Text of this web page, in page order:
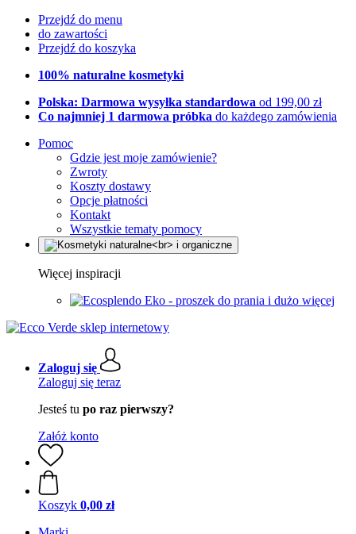
Przejdź do menu
do zawartości
Przejdź do koszyka
100% naturalne kosmetyki
Polska: Darmowa wysyłka standardowa od 199,00 zł
Co najmniej 1 darmowa próbka do każdego zamówienia
Pomoc
Gdzie jest moje zamówienie?
Zwroty
Koszty dostawy
Opcje płatności
Kontakt
Wszystkie tematy pomocy
Więcej inspiracji
Eko - proszek do prania i dużo więcej
Zaloguj się
Zaloguj się teraz
Jesteś tu po raz pierwszy?
Załóż konto
Koszyk 0,00 zł